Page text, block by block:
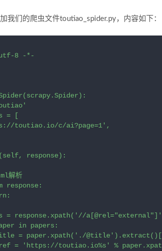
我们的爬虫文件toutiao_spider.py，内容如下：
8 -*-
= [
c/ai?page=1',
response):
析
in papers:
toutiao.io%s' %